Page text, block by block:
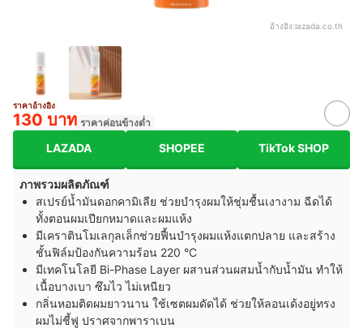
อ้างอิง:lazada.co.th
ราคาอ้างอิง
130 บาท ราคาค่อนข้างต่ำ
LAZADA SHOPEE TikTok SHOP
ภาพรวมผลิตภัณฑ์
สเปรย์น้ำมันดอกคามิเลีย ช่วยบำรุงผมให้ชุ่มชื้นเงางาม ฉีดได้
ทั้งตอนผมเปียกหมาดและผมแห้ง
มีเคราตินโมเลกุลเล็กช่วยฟื้นบำรุงผมแห้งแตกปลาย และสร้าง
ชั้นฟิล์มป้องกันความร้อน 220 °C
มีเทคโนโลยี Bi-Phase Layer ผสานส่วนผสมน้ำกับน้ำมัน ทำให้
เนื้อบางเบา ซึมไว ไม่เหนียว
กลิ่นหอมติดผมยาวนาน ใช้เซตผมดัดได้ ช่วยให้ลอนเด้งอยู่ทรง
ผมไม่ชี้ฟู ปราศจากพาราเบน